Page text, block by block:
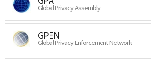
Global Privacy Assembly
GPEN
Global Privacy Enforcement Network